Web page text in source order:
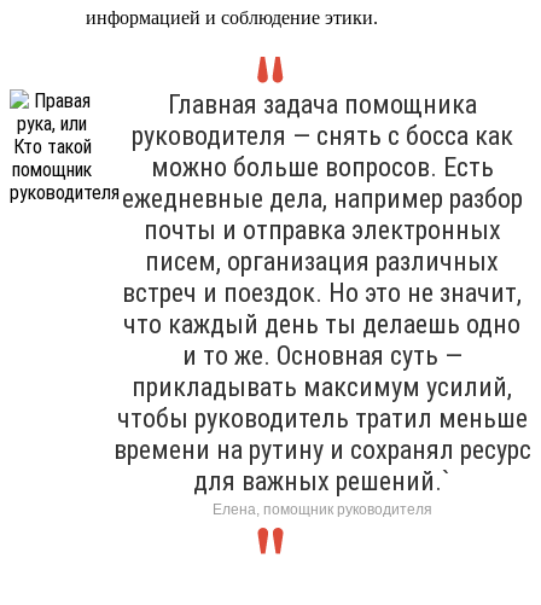
информацией и соблюдение этики.
Главная задача помощника
руководителя — снять с босса как
можно больше вопросов. Есть
ежедневные дела, например разбор
почты и отправка электронных
писем, организация различных
встреч и поездок. Но это не значит,
что каждый день ты делаешь одно
и то же. Основная суть —
прикладывать максимум усилий,
чтобы руководитель тратил меньше
времени на рутину и сохранял ресурс
для важных решений.`
Елена, помощник руководителя